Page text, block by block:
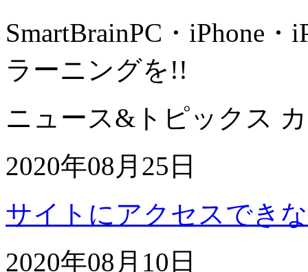
SmartBrainPC・iPhone・
ラーニングを!!
ニュース&トピックス
2020年08月25日
サイトにアクセスでき
2020年08月10日